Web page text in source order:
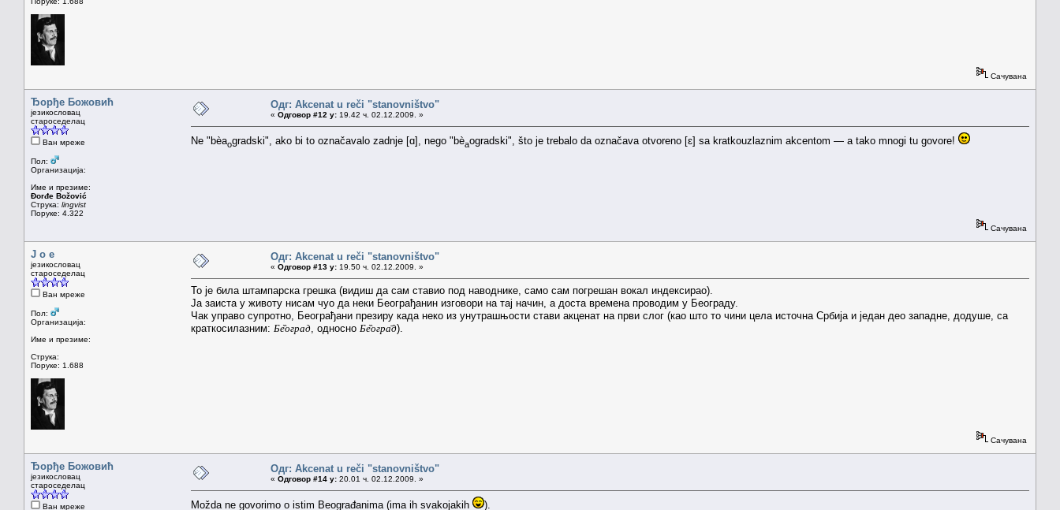
Сачувана
Ђорђе Божовић
језикословац
староседелац
Ван мреже
Пол:
Организација:
Име и презиме:
Đorđe Božović
Струка: lingvist
Поруке: 4.322
Одг: Akcenat u reči "stanovništvo"
« Одговор #12 у: 19.42 ч. 02.12.2009. »
Ne "bèaogradski", ako bi to označavalo zadnje [ɑ], nego "bèaogradski", što je trebalo da označava otvoreno [ɛ] sa kratkouzlaznim akcentom — a tako mnogi tu govore!
Сачувана
J o e
језикословац
староседелац
Ван мреже
Пол:
Организација:
Име и презиме:
Струка:
Поруке: 1.688
Одг: Akcenat u reči "stanovništvo"
« Одговор #13 у: 19.50 ч. 02.12.2009. »
То је била штампарска грешка (видиш да сам ставио под наводнике, само сам погрешан вокал индексирао).
Ја заиста у животу нисам чуо да неки Београђанин изговори на тај начин, а доста времена проводим у Београду.
Чак управо супротно, Београђани презиру када неко из унутрашњости стави акценат на први слог (као што то чини цела источна Србија и један део западне, додуше, са
краткосилазним: Бе̏оград , односно Бе̏огра̄д).
Сачувана
Ђорђе Божовић
језикословац
староседелац
Ван мреже
Одг: Akcenat u reči "stanovništvo"
« Одговор #14 у: 20.01 ч. 02.12.2009. »
Možda ne govorimo o istim Beograđanima (ima ih svakojakih ).